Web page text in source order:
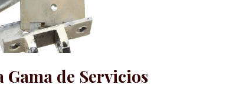
de Servicios